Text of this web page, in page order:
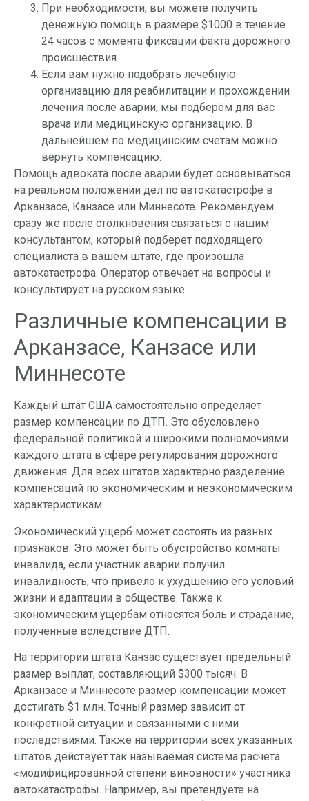
При необходимости, вы можете получить
денежную помощь в размере $1000 в течение
24 часов с момента фиксации факта дорожного
происшествия.
Если вам нужно подобрать лечебную
организацию для реабилитации и прохождении
лечения после аварии, мы подберём для вас
врача или медицинскую организацию. В
дальнейшем по медицинским счетам можно
вернуть компенсацию.
Помощь адвоката после аварии будет основываться
на реальном положении дел по автокатастрофе в
Арканзасе, Канзасе или Миннесоте. Рекомендуем
сразу же после столкновения связаться с нашим
консультантом, который подберет подходящего
специалиста в вашем штате, где произошла
автокатастрофа. Оператор отвечает на вопросы и
консультирует на русском языке.
Различные компенсации в
Арканзасе, Канзасе или
Миннесоте
Каждый штат США самостоятельно определяет
размер компенсации по ДТП. Это обусловлено
федеральной политикой и широкими полномочиями
каждого штата в сфере регулирования дорожного
движения. Для всех штатов характерно разделение
компенсаций по экономическим и неэкономическим
характеристикам.
Экономический ущерб может состоять из разных
признаков. Это может быть обустройство комнаты
инвалида, если участник аварии получил
инвалидность, что привело к ухудшению его условий
жизни и адаптации в обществе. Также к
экономическим ущербам относятся боль и страдание,
полученные вследствие ДТП.
На территории штата Канзас существует предельный
размер выплат, составляющий $300 тысяч. В
Арканзасе и Миннесоте размер компенсации может
достигать $1 млн. Точный размер зависит от
конкретной ситуации и связанными с ними
последствиями. Также на территории всех указанных
штатов действует так называемая система расчета
«модифицированной степени виновности» участника
автокатастрофы. Например, вы претендуете на